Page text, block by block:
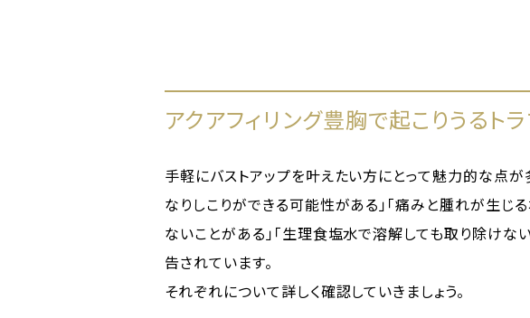
アクアフィリング豊胸で起こりうるト
手軽にバストアップを叶えたい方にとって魅力的な点が
なりしこりができる可能性がある」「痛みと腫れが生じ
ないことがある」「生理食塩水で溶解しても取り除けな
告されています。
それぞれについて詳しく確認していきましょう。